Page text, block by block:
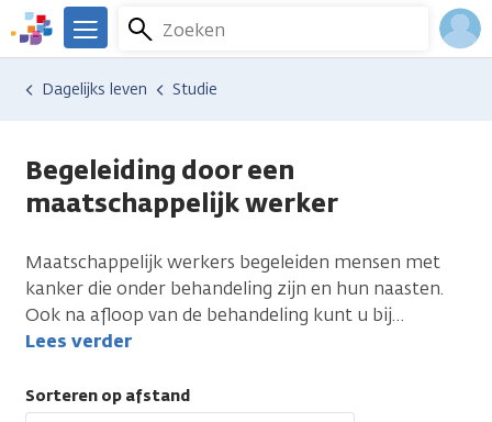
Overslaan
en
naar
We
er
Kanker.nl
Zoeken
Menu
Hulp en ondersteuning
Vind hulp bij kanker
Dagelijks leven Studie
Begeleiding door een
maatschappelijk werker
Maatschappelijk werkers begeleiden mensen met
kanker die onder behandeling zijn en hun naasten.
Ook na afloop van de behandeling kunt u bij…
Lees verder
Sorteren op afstand